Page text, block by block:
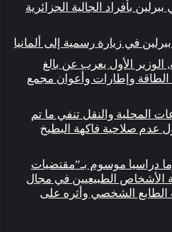
بأفراد الجالية الجزائرية
في زيارة رسمية إلى ألمانيا
الأول يعرب عن بالغ
وإطارات وأعوان مجمع
المحلية والنقل تنفي ما تم
صلاحية فاكهة البطيخ
موسوم بـ”مقتضيات
الأشخاص الطبيعيين في مجال
الشخصي وأثره على